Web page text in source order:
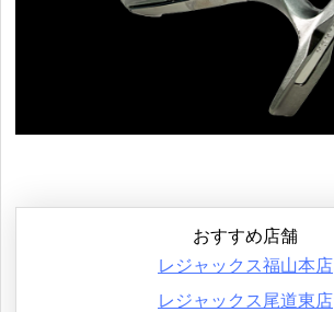
おすすめ店舗
レジャックス福山本店
レジャックス尾道東店